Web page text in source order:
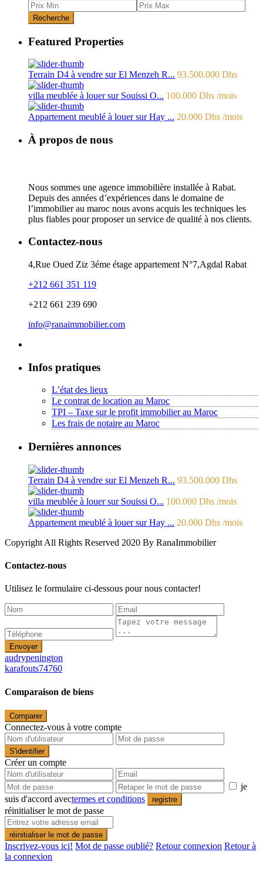
Recherche
Featured Properties
Terrain D4 à vendre sur El Menzeh R... 93.500.000 Dhs
villa meublée à louer sur Souissi O... 100.000 Dhs /mois
Appartement meublé à louer sur Hay ... 20.000 Dhs /mois
À propos de nous
Nous sommes une agence immobilière installée à Rabat.
Depuis des années d’expériences dans le domaine de
l’immobilier au maroc nous avons acquis les techniques les
plus fiables pour proposer un service de qualité à nos clients.
Contactez-nous
4,Rue Oued Ziz 3éme étage appartement N°7,Agdal Rabat
+212 661 351 119
+212 661 239 690
info@ranaimmobilier.com
Infos pratiques
L’état des lieux
Le contrat de location au Maroc
TPI – Taxe sur le profit immobilier au Maroc
Les frais de notaire au Maroc
Dernières annonces
Terrain D4 à vendre sur El Menzeh R... 93.500.000 Dhs
villa meublée à louer sur Souissi O... 100.000 Dhs /mois
Appartement meublé à louer sur Hay ... 20.000 Dhs /mois
Copyright All Rights Reserved 2020 By RanaImmobilier
Contactez-nous
Utilisez le formulaire ci-dessous pour nous contacter!
Envoyer
audrypenington
karafouts74760
Comparaison de biens
Comparer
Connectez-vous à votre compte
S'identifier
Créer un compte
je
suis d'accord avectermes et conditions registre
réinitialiser le mot de passe
réinitialiser le mot de passe
Inscrivez-vous ici! Mot de passe oublié? Retour connexion Retour à
la connexion